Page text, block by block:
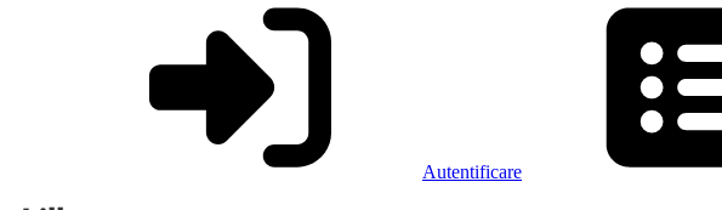
Autentificare